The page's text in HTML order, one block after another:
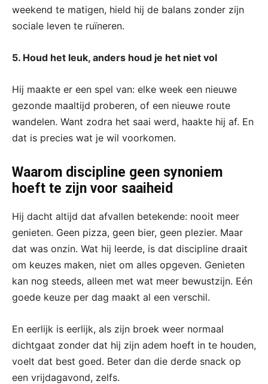
weekend te matigen, hield hij de balans zonder zijn
sociale leven te ruïneren.
5. Houd het leuk, anders houd je het niet vol
Hij maakte er een spel van: elke week een nieuwe
gezonde maaltijd proberen, of een nieuwe route
wandelen. Want zodra het saai werd, haakte hij af. En
dat is precies wat je wil voorkomen.
Waarom discipline geen synoniem
hoeft te zijn voor saaiheid
Hij dacht altijd dat afvallen betekende: nooit meer
genieten. Geen pizza, geen bier, geen plezier. Maar
dat was onzin. Wat hij leerde, is dat discipline draait
om keuzes maken, niet om alles opgeven. Genieten
kan nog steeds, alleen met wat meer bewustzijn. Eén
goede keuze per dag maakt al een verschil.
En eerlijk is eerlijk, als zijn broek weer normaal
dichtgaat zonder dat hij zijn adem hoeft in te houden,
voelt dat best goed. Beter dan die derde snack op
een vrijdagavond, zelfs.